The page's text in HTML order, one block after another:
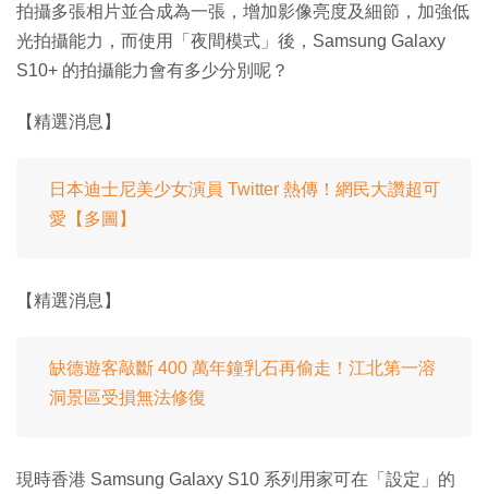
拍攝多張相片並合成為一張，增加影像亮度及細節，加強低
光拍攝能力，而使用「夜間模式」後，Samsung Galaxy
S10+ 的拍攝能力會有多少分別呢？
【精選消息】
日本迪士尼美少女演員 Twitter 熱傳！網民大讚超可
愛【多圖】
【精選消息】
缺德遊客敲斷 400 萬年鐘乳石再偷走！江北第一溶
洞景區受損無法修復
現時香港 Samsung Galaxy S10 系列用家可在「設定」的